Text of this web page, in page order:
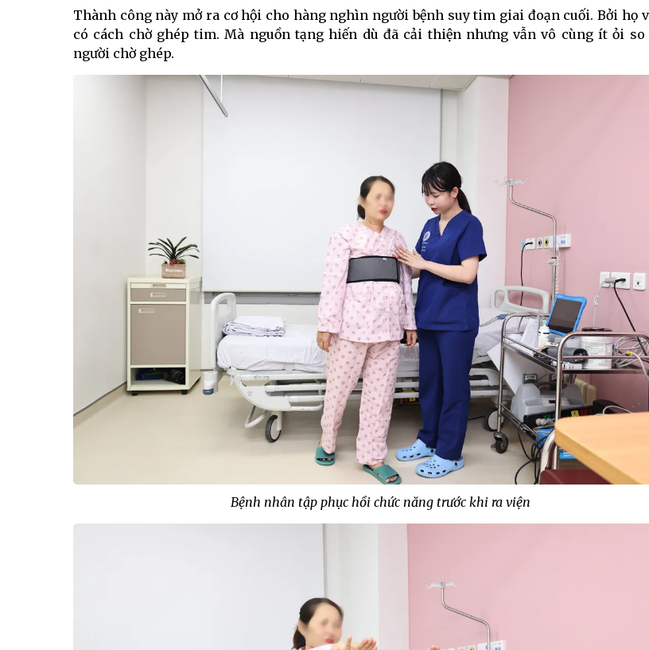
Thành công này mở ra cơ hội cho hàng nghìn người bệnh suy tim giai đoạn cuối. Bởi họ
có cách chờ ghép tim. Mà nguồn tạng hiến dù đã cải thiện nhưng vẫn vô cùng ít ỏi so
người chờ ghép.
Bệnh nhân tập phục hồi chức năng trước khi ra viện